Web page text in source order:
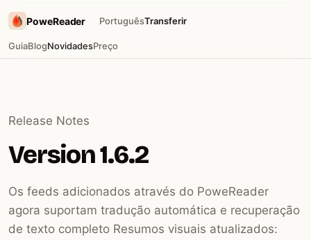
PoweReader
GuiaBlogNovidadesPreço
PortuguêsTransferir
Release Notes
Version 1.6.2
Os feeds adicionados através do PoweReader
agora suportam tradução automática e recuperação
de texto completo Resumos visuais atualizados: